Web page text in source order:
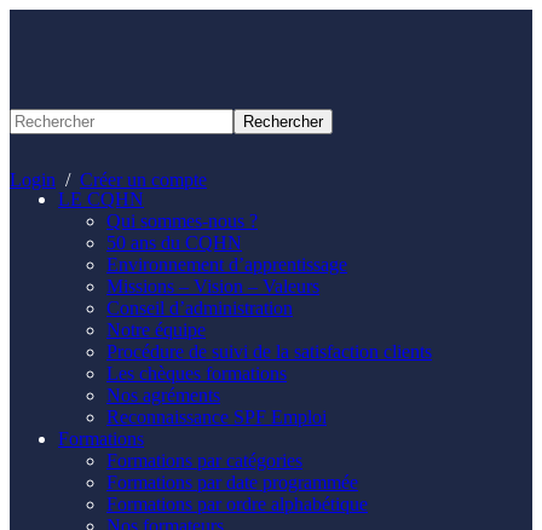
Login / Créer un compte
LE CQHN
Qui sommes-nous ?
50 ans du CQHN
Environnement d’apprentissage
Missions – Vision – Valeurs
Conseil d’administration
Notre équipe
Procédure de suivi de la satisfaction clients
Les chèques formations
Nos agréments
Reconnaissance SPF Emploi
Formations
Formations par catégories
Formations par date programmée
Formations par ordre alphabétique
Nos formateurs
Panneau de gestion des cookies